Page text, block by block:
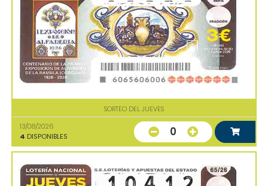
SORTEO DEL JUEVES
13/08/2026
4 DISPONIBLES 0